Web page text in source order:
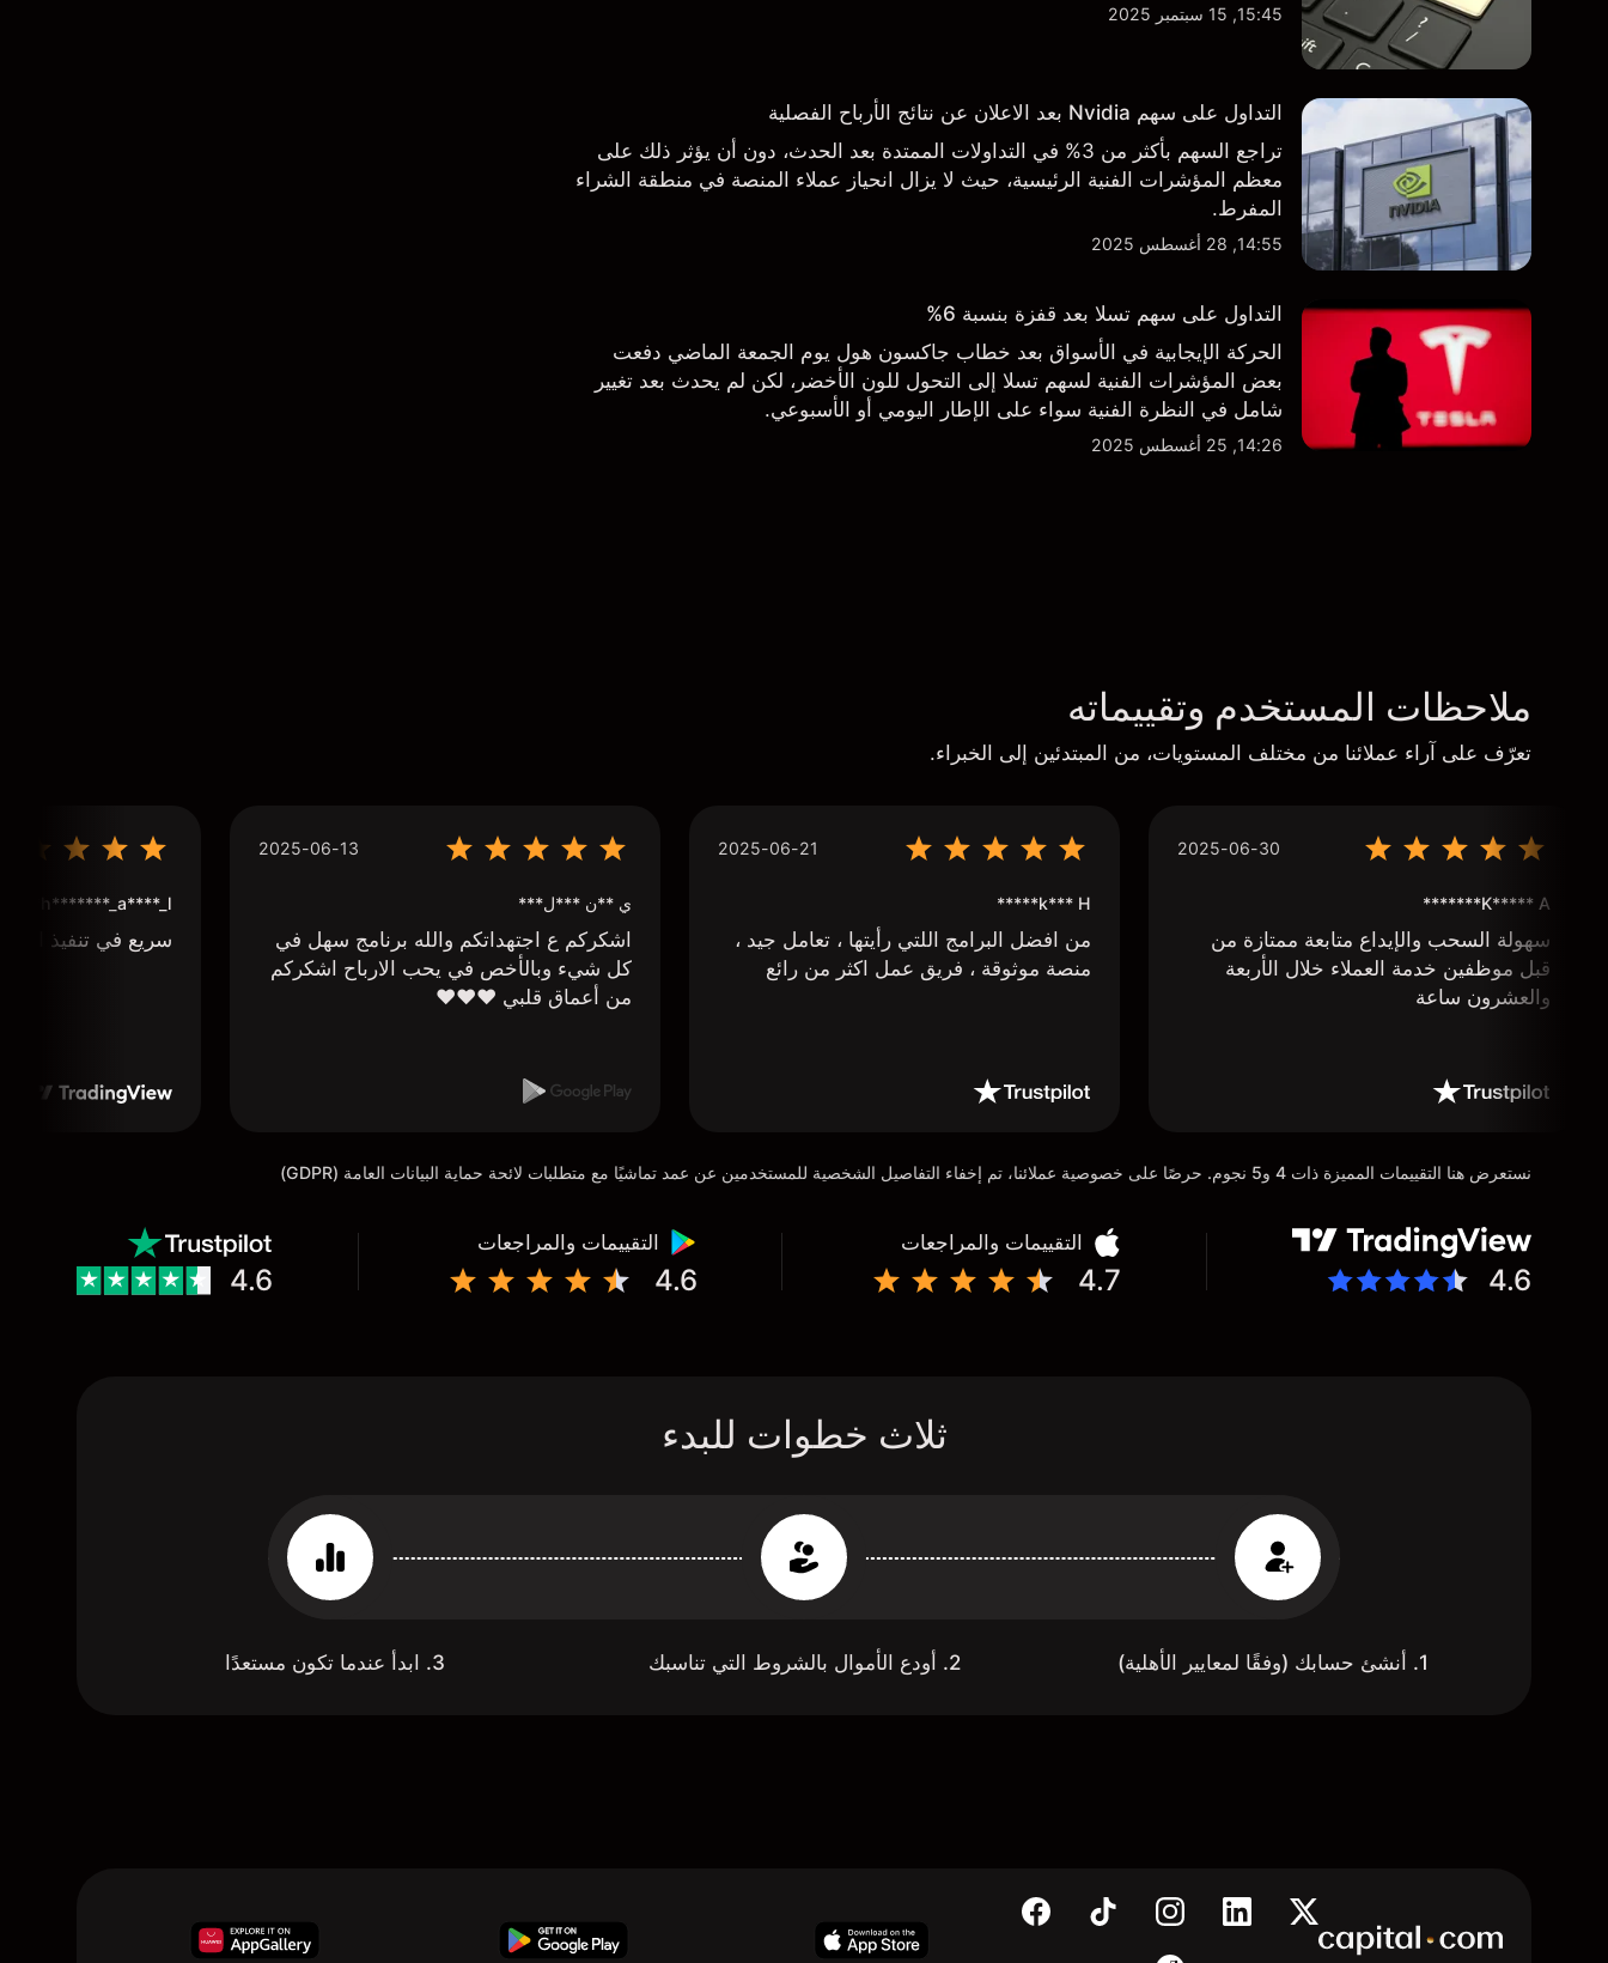
15:45, 15 سبتمبر 2025
التداول على سهم Nvidia بعد الاعلان عن نتائج الأرباح الفصلية
تراجع السهم بأكثر من 3% في التداولات الممتدة بعد الحدث، دون أن يؤثر ذلك على
معظم المؤشرات الفنية الرئيسية، حيث لا يزال انحياز عملاء المنصة في منطقة الشراء
المفرط.
14:55, 28 أغسطس 2025
التداول على سهم تسلا بعد قفزة بنسبة 6%
الحركة الإيجابية في الأسواق بعد خطاب جاكسون هول يوم الجمعة الماضي دفعت
بعض المؤشرات الفنية لسهم تسلا إلى التحول للون الأخضر، لكن لم يحدث بعد تغيير
شامل في النظرة الفنية سواء على الإطار اليومي أو الأسبوعي.
14:26, 25 أغسطس 2025
ملاحظات المستخدم وتقييماته
تعرّف على آراء عملائنا من مختلف المستويات، من المبتدئين إلى الخبراء.
2025-06-30
K***** A*******
سهولة السحب والإيداع متابعة ممتازة من
قبل موظفين خدمة العملاء خلال الأربعة
والعشرون ساعة
2025-06-21
k*** H*****
من افضل البرامج اللتي رأيتها ، تعامل جيد ،
منصة موثوقة ، فريق عمل اكثر من رائع
2025-06-13
ي **ن ***ل***
اشكركم ع اجتهداتكم والله برنامج سهل في
كل شيء وبالأخص في يحب الارباح اشكركم
من أعماق قلبي ❤️❤️❤️
h*******_a****_l***
سريع في تنفيذ
نستعرض هنا التقييمات المميزة ذات 4 و5 نجوم. حرصًا على خصوصية عملائنا، تم إخفاء التفاصيل الشخصية للمستخدمين عن عمد تماشيًا مع متطلبات لائحة حماية البيانات العامة (GDPR)
4.6
التقييمات والمراجعات
4.7
التقييمات والمراجعات
4.6
4.6
ثلاث خطوات للبدء
1. أنشئ حسابك (وفقًا لمعايير الأهلية) 2. أودع الأموال بالشروط التي تناسبك 3. ابدأ عندما تكون مستعدًا